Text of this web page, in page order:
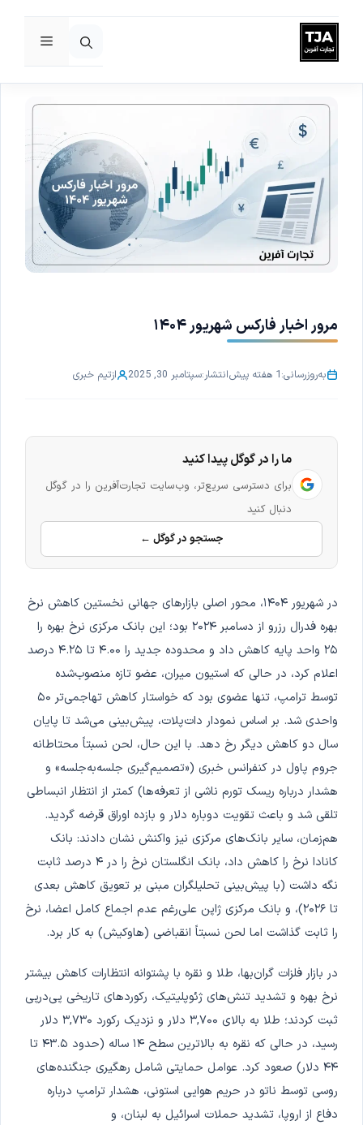
پرش
به
فهرست
مرور اخبار فارکس شهریور ۱۴۰۴
به‌روزرسانی:1 هفته پیش انتشار:سپتامبر 30, 2025 ازتیم خبری
ما را در گوگل پیدا کنید
برای دسترسی سریع‌تر، وب‌سایت تجارت‌آفرین را در گوگل
دنبال کنید
جستجو در گوگل ←
در شهریور ۱۴۰۴، محور اصلی بازارهای جهانی نخستین کاهش نرخ
بهره فدرال رزرو از دسامبر ۲۰۲۴ بود؛ این بانک مرکزی نرخ بهره را
۲۵ واحد پایه کاهش داد و محدوده جدید را ۴.۰۰ تا ۴.۲۵ درصد
اعلام کرد، در حالی که استیون میران، عضو تازه منصوب‌شده
توسط ترامپ، تنها عضوی بود که خواستار کاهش تهاجمی‌تر ۵۰
واحدی شد. بر اساس نمودار دات‌پلات، پیش‌بینی می‌شد تا پایان
سال دو کاهش دیگر رخ دهد. با این حال، لحن نسبتاً محتاطانه
جروم پاول در کنفرانس خبری («تصمیم‌گیری جلسه‌به‌جلسه» و
هشدار درباره ریسک تورم ناشی از تعرفه‌ها) کمتر از انتظار انبساطی
تلقی شد و باعث تقویت دوباره دلار و بازده اوراق قرضه گردید.
هم‌زمان، سایر بانک‌های مرکزی نیز واکنش نشان دادند: بانک
کانادا نرخ را کاهش داد، بانک انگلستان نرخ را در ۴ درصد ثابت
نگه داشت (با پیش‌بینی تحلیلگران مبنی بر تعویق کاهش بعدی
تا ۲۰۲۶)، و بانک مرکزی ژاپن على‌رغم عدم اجماع کامل اعضا، نرخ
را ثابت گذاشت اما لحن نسبتاً انقباضی (هاوکیش) به کار برد.
در بازار فلزات گران‌بها، طلا و نقره با پشتوانه انتظارات کاهش بیشتر
نرخ بهره و تشدید تنش‌های ژئوپلیتیک، رکوردهای تاریخی پی‌درپی
ثبت کردند؛ طلا به بالای ۳,۷۰۰ دلار و نزدیک رکورد ۳,۷۳۰ دلار
رسید، در حالی که نقره به بالاترین سطح ۱۴ ساله (حدود ۴۳.۵ تا
۴۴ دلار) صعود کرد. عوامل حمایتی شامل رهگیری جنگنده‌های
روسی توسط ناتو در حریم هوایی استونی، هشدار ترامپ درباره
دفاع از اروپا، تشدید حملات اسرائیل به لبنان، و